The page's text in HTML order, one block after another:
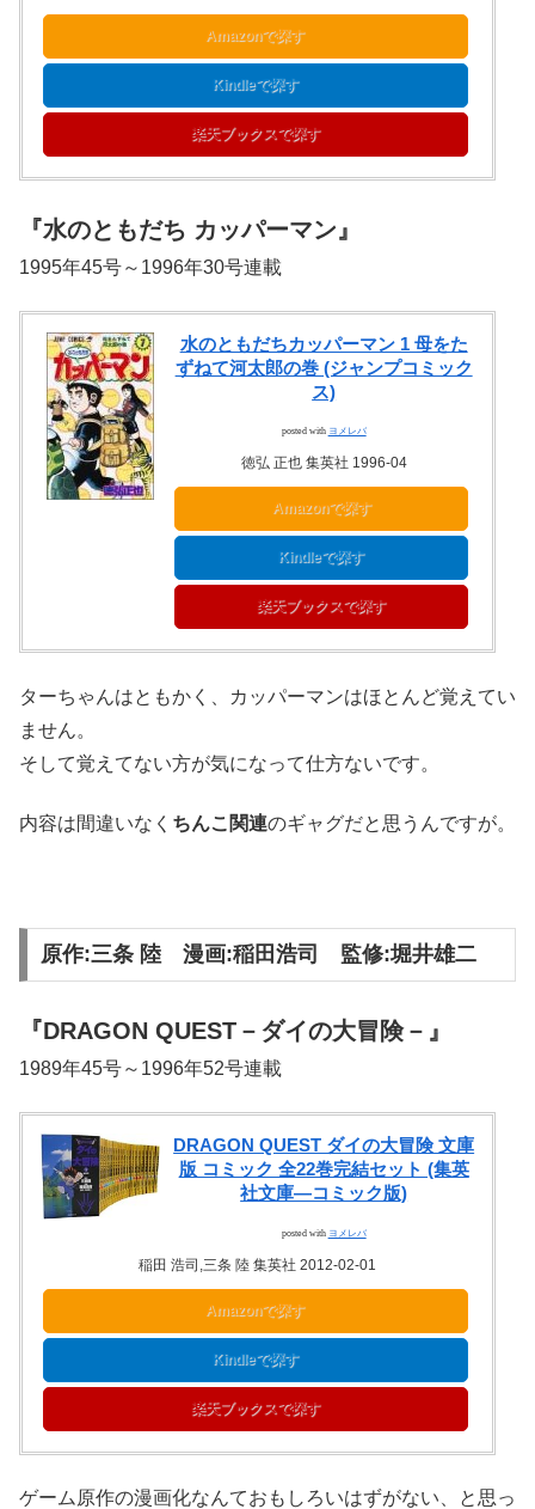
Amazonで探す
Kindleで探す
楽天ブックスで探す
『水のともだち カッパーマン』
1995年45号～1996年30号連載
水のともだちカッパーマン 1 母をた
ずねて河太郎の巻 (ジャンプコミック
ス)
posted with ヨメレバ
徳弘 正也 集英社 1996-04
Amazonで探す
Kindleで探す
楽天ブックスで探す
ターちゃんはともかく、カッパーマンはほとんど覚えてい
ません。
そして覚えてない方が気になって仕方ないです。
内容は間違いなく ちんこ関連のギャグだと思うんですが。
原作:三条 陸 漫画:稲田浩司 監修:堀井雄二
『DRAGON QUEST－ダイの大冒険－』
1989年45号～1996年52号連載
DRAGON QUEST ダイの大冒険 文庫
版 コミック 全22巻完結セット (集英
社文庫―コミック版)
posted with ヨメレバ
稲田 浩司,三条 陸 集英社 2012-02-01
Amazonで探す
Kindleで探す
楽天ブックスで探す
ゲーム原作の漫画化なんておもしろいはずがない、と思っ